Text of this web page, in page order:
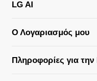
LG AI
Ο Λογαριασμός μου
Πληροφορίες για την